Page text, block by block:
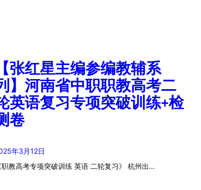
【张红星主编参编教辅系
】河南省中职职教高考二
英语复习专项突破训练+检
卷
年3月12日
职教高考专项突破训练 英语 二轮复习》 杭州出…